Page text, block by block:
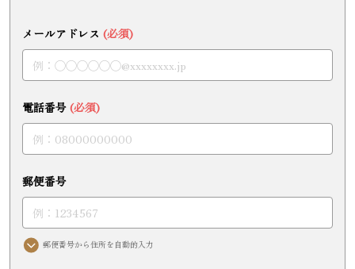
メールアドレス (必須)
電話番号 (必須)
郵便番号
郵便番号から住所を自動的入力